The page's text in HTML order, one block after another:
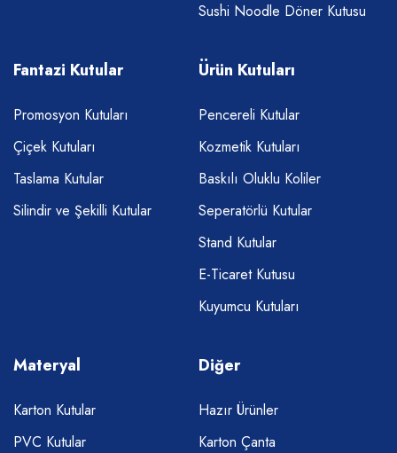
Sushi Noodle Döner Kutusu
Fantazi Kutular
Promosyon Kutuları
Çiçek Kutuları
Taslama Kutular
Silindir ve Şekilli Kutular
Ürün Kutuları
Pencereli Kutular
Kozmetik Kutuları
Baskılı Oluklu Koliler
Seperatörlü Kutular
Stand Kutular
E-Ticaret Kutusu
Kuyumcu Kutuları
Materyal
Karton Kutular
PVC Kutular
Diğer
Hazır Ürünler
Karton Çanta